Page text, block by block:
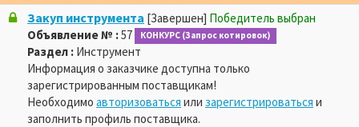
Закуп инструмента [Завершен] Победитель выбран
Объявление № :57 КОНКУРС (Запрос котировок)
Раздел : Инструмент
Информация о заказчике доступна только
зарегистрированным поставщикам!
Необходимо авторизоваться или зарегистрироваться и
заполнить профиль поставщика.